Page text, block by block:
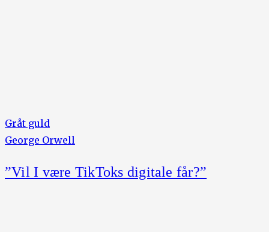
Gråt guld
George Orwell
”Vil I være TikToks digitale får?”